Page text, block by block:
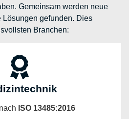
Gemeinsam werden neue
gefunden. Dies
Branchen:
ISO 13485:2016